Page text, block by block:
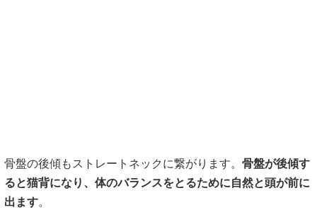
骨盤の後傾もストレートネックに繋がります。 骨盤が後傾す
ると猫背になり、体のバランスをとるために自然と頭が前に
出ます。